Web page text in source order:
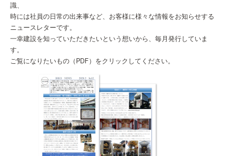
識、
時には社員の日常の出来事など、お客様に様々な情報をお知らせする
ニュースレターです。
一幸建設を知っていただきたいという想いから、毎月発行していま
す。
ご覧になりたいもの（PDF）をクリックしてください。